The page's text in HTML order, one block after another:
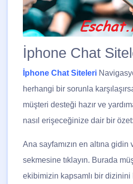
İphone Chat
İphone Chat Siteleri
herhangi bir sorunla
müşteri desteği hazır ve
nasıl erişeceğinize dair bir özet:
Ana sayfamızın en altına gidin
sekmesine tıklayın. Burada
ekibimizin kapsamlı bir dizinini